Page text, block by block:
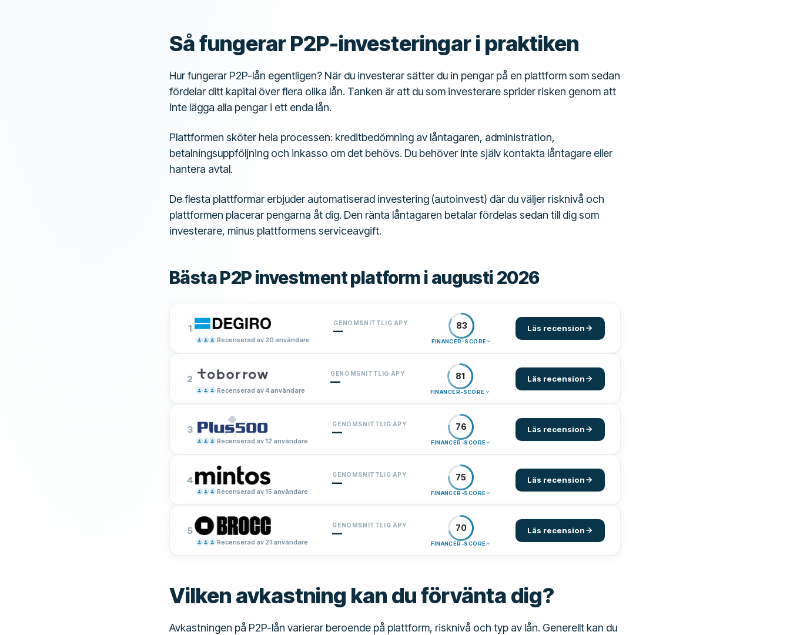
Så fungerar P2P-investeringar i praktiken
Hur fungerar P2P-lån egentligen? När du investerar sätter du in pengar på en plattform som sedan
fördelar ditt kapital över flera olika lån. Tanken är att du som investerare sprider risken genom att
inte lägga alla pengar i ett enda lån.
Plattformen sköter hela processen: kreditbedömning av låntagaren, administration,
betalningsuppföljning och inkasso om det behövs. Du behöver inte själv kontakta låntagare eller
hantera avtal.
De flesta plattformar erbjuder automatiserad investering (autoinvest) där du väljer risknivå och
plattformen placerar pengarna åt dig. Den ränta låntagaren betalar fördelas sedan till dig som
investerare, minus plattformens serviceavgift.
Bästa P2P investment platform i augusti 2026
1
Recenserad av 20 användare
GENOMSNITTLIG APY
— 83
FINANCER-SCORE
Läs recension
2
Recenserad av 4 användare
GENOMSNITTLIG APY
— 81
FINANCER-SCORE
Läs recension
3
Recenserad av 12 användare
GENOMSNITTLIG APY
— 76
FINANCER-SCORE
Läs recension
4
Recenserad av 15 användare
GENOMSNITTLIG APY
— 75
FINANCER-SCORE
Läs recension
5
Recenserad av 21 användare
GENOMSNITTLIG APY
— 70
FINANCER-SCORE
Läs recension
Vilken avkastning kan du förvänta dig?
Avkastningen på P2P-lån varierar beroende på plattform, risknivå och typ av lån. Generellt kan du